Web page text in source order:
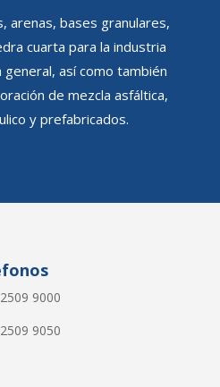
arenas, bases granulares,
cuarta para la industria
así como también
de mezcla asfáltica,
y prefabricados.
9000
9050